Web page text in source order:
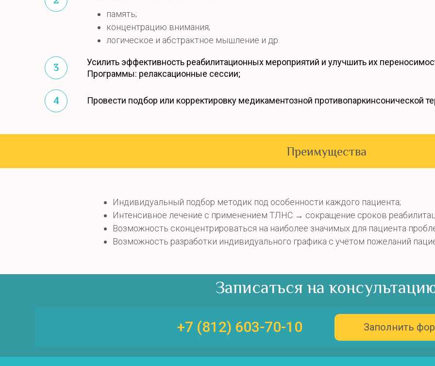
память;
концентрацию внимания;
логическое и абстрактное мышление и др.
Усилить эффективность реабилитационных мероприятий и улучшить их
Программы: релаксационные сессии;
Провести подбор или корректировку медикаментозной противопаркинсонической
Преимущества
Индивидуальный подбор методик под особенности каждого пациента;
Интенсивное лечение с применением ТЛНС → сокращение сроков
Возможность сконцентрироваться на наиболее значимых для пациента
Возможность разработки индивидуального графика с учётом пожеланий
Записаться на
Заполнить
+7 (812) 603-70-10